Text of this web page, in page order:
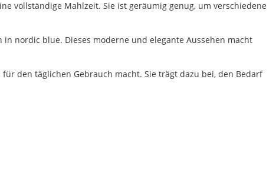
vollständige Mahlzeit. Sie ist geräumig genug, um verschiedene
nordic blue. Dieses moderne und elegante Aussehen macht
den täglichen Gebrauch macht. Sie trägt dazu bei, den Bedarf